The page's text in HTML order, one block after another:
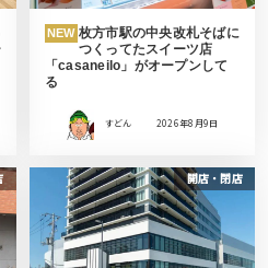
NEW 枚方市駅の中央改札そばに
つくってたスイーツ店
「casaneilo」がオープンして
る
すどん 2026年8月9日
開店・閉店